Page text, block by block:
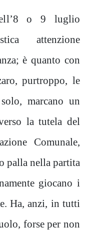
o 9 luglio
attenzione
è quanto con
purtroppo, le
marcano un
la tutela del
Comunale,
palla nella partita
giocano i
Ha, anzi, in tutti
forse per non